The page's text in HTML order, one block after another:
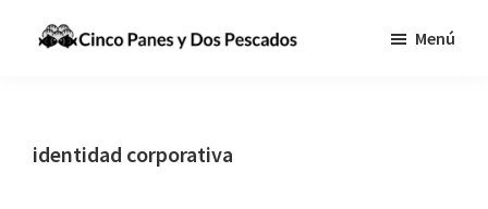
lateral
Pescados
y
Comunicaciones
Menú
identidad corporativa